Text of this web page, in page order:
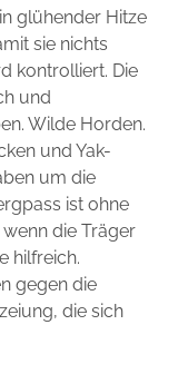
glühender Hitze
sie nichts
kontrolliert. Die
und
Wilde Horden.
und Yak-
um die
ist ohne
die Träger
hilfreich.
gegen die
die sich